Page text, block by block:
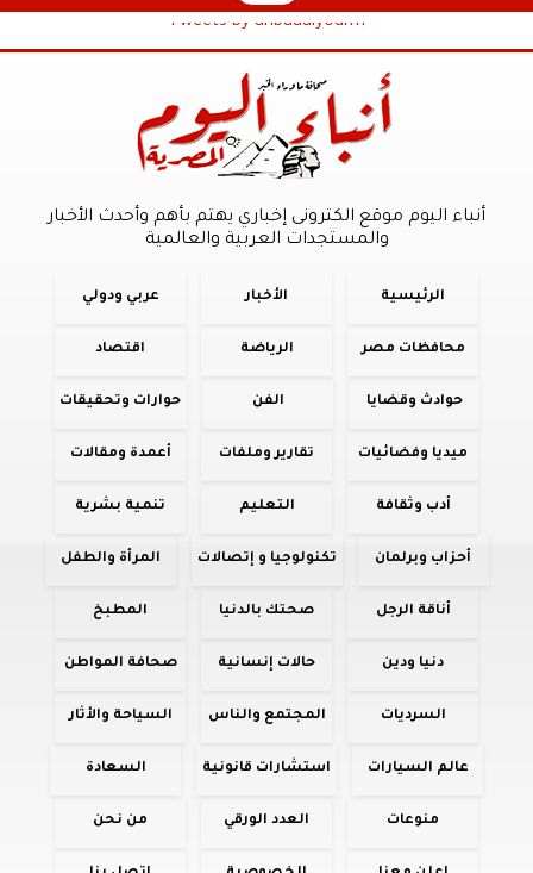
Tweets by anbaaalyoum1
أنباء اليوم موقع الكترونى إخباري يهتم بأهم وأحدث الأخبار
والمستجدات العربية والعالمية
الرئيسية الأخبار عربي ودولي
محافظات مصر الرياضة اقتصاد
حوادث وقضايا الفن حوارات وتحقيقات
ميديا وفضائيات تقارير وملفات أعمدة ومقالات
أدب وثقافة التعليم تنمية بشرية
أحزاب وبرلمان تكنولوجيا و إتصالات المرأة والطفل
أناقة الرجل صحتك بالدنيا المطبخ
دنيا ودين حالات إنسانية صحافة المواطن
السرديات المجتمع والناس السياحة والأثار
عالم السيارات استشارات قانونية السعادة
منوعات العدد الورقي من نحن